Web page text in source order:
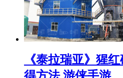
《泰拉瑞亚》猩